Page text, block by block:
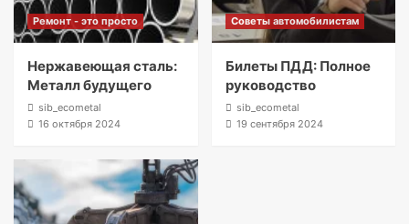
Ремонт - это просто
Нержавеющая сталь:
Металл будущего
sib_ecometal
16 октября 2024
Советы автомобилистам
Билеты ПДД: Полное
руководство
sib_ecometal
19 сентября 2024